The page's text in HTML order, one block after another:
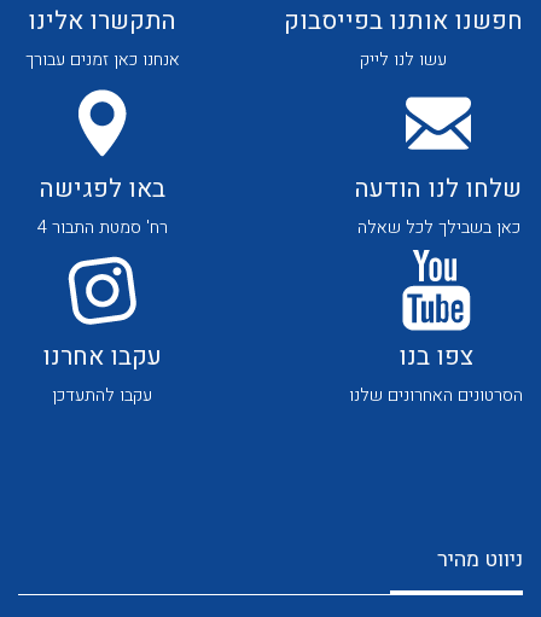
לכל מוצרי היצרן לכל מוצרי היצרן
חפשנו אותנו בפייסבוק
עשו לנו לייק
התקשרו אלינו
אנחנו כאן זמנים עבורך
שלחו לנו הודעה
כאן בשבילך לכל שאלה
באו לפגישה
רח' סמטת התבור 4
צפו בנו
הסרטונים האחרונים שלנו
עקבו אחרנו
עקבו להתעדכן
ניווט מהיר